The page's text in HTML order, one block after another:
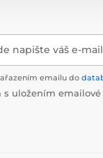
napište váš e-mail
emailu do
s uložením